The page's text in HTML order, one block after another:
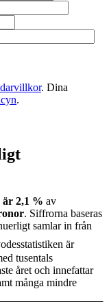
. Dina
.
är 2,1 % av
. Siffrorna baseras
samlar in från
är
tusentals
året och innefattar
många mindre